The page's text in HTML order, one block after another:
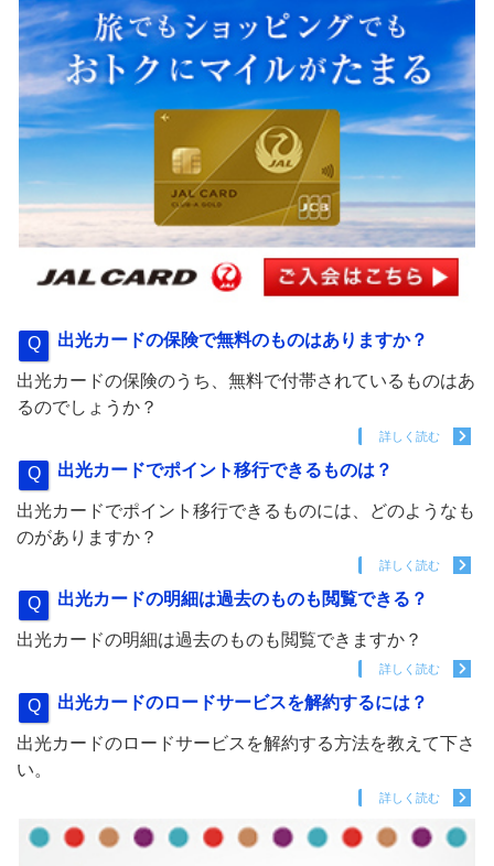
出光カードの保険で無料のものはありますか？
出光カードの保険のうち、無料で付帯されているものはあ
るのでしょうか？
詳しく読む
出光カードでポイント移行できるものは？
出光カードでポイント移行できるものには、どのようなも
のがありますか？
詳しく読む
出光カードの明細は過去のものも閲覧できる？
出光カードの明細は過去のものも閲覧できますか？
詳しく読む
出光カードのロードサービスを解約するには？
出光カードのロードサービスを解約する方法を教えて下さ
い。
詳しく読む